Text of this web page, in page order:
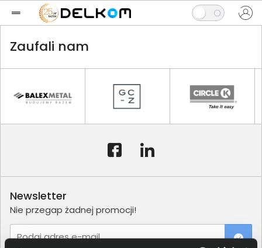
Zaufali nam
Newsletter
Nie przegap żadnej promocji!
Podaj adres e-mail